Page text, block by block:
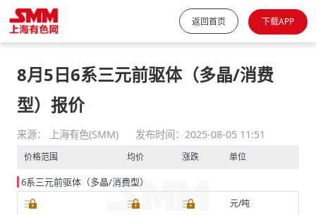
返回首页 下载APP
8月5日6系三元前驱体（多晶/消费
型）报价
来源： 上海有色(SMM) 发布时间：2025-08-05 11:51
价格范围 均价 涨跌 单位
6系三元前驱体（多晶/消费型）
元/吨